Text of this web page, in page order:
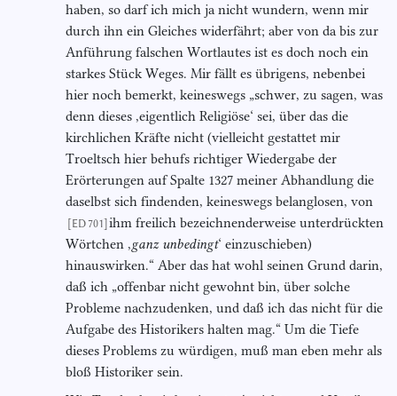
haben, so darf ich mich ja nicht wundern, wenn mir
durch ihn ein Gleiches widerfährt; aber von da bis zur
Anführung falschen Wortlautes ist es doch noch ein
starkes Stück Weges. Mir fällt es übrigens, nebenbei
hier noch bemerkt, keineswegs „schwer, zu sagen, was
denn dieses ,eigentlich Religiöse‘ sei, über das die
kirchlichen Kräfte nicht (vielleicht gestattet mir
Troeltsch hier behufs richtiger Wiedergabe der
Erörterungen auf Spalte 1327 meiner Abhandlung die
daselbst sich findenden, keineswegs belanglosen, von
[ED 701] ihm freilich bezeichnenderweise unterdrückten
Wörtchen ,ganz unbedingt‘ einzuschieben)
hinauswirken.“ Aber das hat wohl seinen Grund darin,
daß ich „offenbar nicht gewohnt bin, über solche
Probleme nachzudenken, und daß ich das nicht für die
Aufgabe des Historikers halten mag.“ Um die Tiefe
dieses Problems zu würdigen, muß man eben mehr als
bloß Historiker sein.